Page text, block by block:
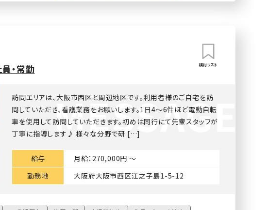
・常勤 検討リスト
訪問エリアは、大阪市西区と周辺地区です。利用者様のご自宅を訪
問していただき、看護業務をお願いします。1日4〜6件ほど電動自転
車を使用して訪問していただきます。初めは同行にて先輩スタッフが
丁寧に指導します♪ 様々な分野で研 […]
給与
月給：270,000円 〜
勤務地
大阪府大阪市西区江之子島1-5-12